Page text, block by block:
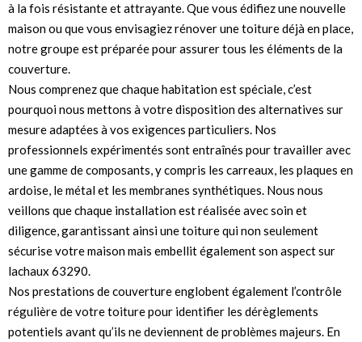
à la fois résistante et attrayante. Que vous édifiez une nouvelle
maison ou que vous envisagiez rénover une toiture déjà en place,
notre groupe est préparée pour assurer tous les éléments de la
couverture.
Nous comprenez que chaque habitation est spéciale, c’est
pourquoi nous mettons à votre disposition des alternatives sur
mesure adaptées à vos exigences particuliers. Nos
professionnels expérimentés sont entraînés pour travailler avec
une gamme de composants, y compris les carreaux, les plaques en
ardoise, le métal et les membranes synthétiques. Nous nous
veillons que chaque installation est réalisée avec soin et
diligence, garantissant ainsi une toiture qui non seulement
sécurise votre maison mais embellit également son aspect sur
lachaux 63290.
Nos prestations de couverture englobent également l’contrôle
régulière de votre toiture pour identifier les dérèglements
potentiels avant qu’ils ne deviennent de problèmes majeurs. En